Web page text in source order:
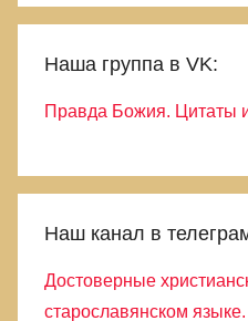
Наша группа в VK:
Правда Божия. Цитаты
Наш канал в
Достоверные
старославянском языке.